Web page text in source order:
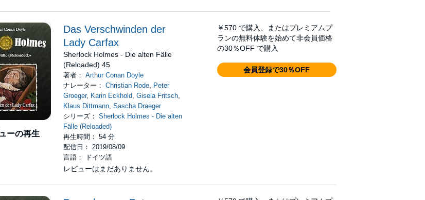
ーの再生
Das Verschwinden der
Lady Carfax
Sherlock Holmes - Die alten Fälle
(Reloaded) 45
著者：Arthur Conan Doyle
ナレーター：Christian Rode, Peter
Groeger, Karin Eckhold,Gisela Fritsch,
Klaus Dittmann,Sascha Draeger
シリーズ：Sherlock Holmes - Die alten
Fälle (Reloaded)
再生時間： 54 分
配信日： 2019/08/09
言語： ドイツ語
レビューはまだありません。
￥570 で購入、またはプレミアムプ
ランの無料体験を始めて非会員価格
の30％OFF で購入
会員登録で30％OFF